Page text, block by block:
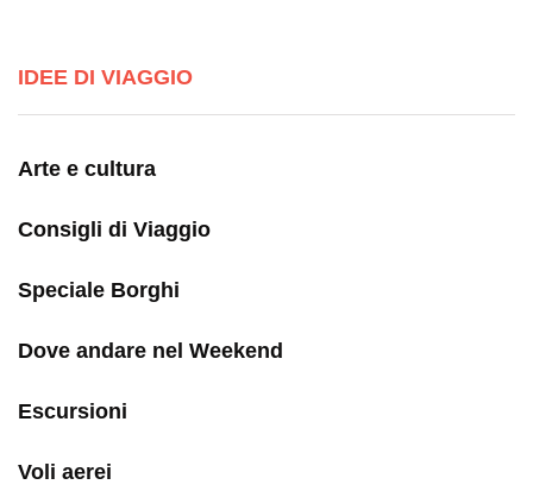
IDEE DI VIAGGIO
Arte e cultura
Consigli di Viaggio
Speciale Borghi
Dove andare nel Weekend
Escursioni
Voli aerei